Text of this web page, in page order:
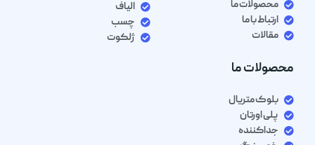
محصولات ما
ارتباط با ما
مقالات
الیاف
چسب
ژلکوت
محصولات ما
بلوک متریال
پلی اورتان
جداکننده